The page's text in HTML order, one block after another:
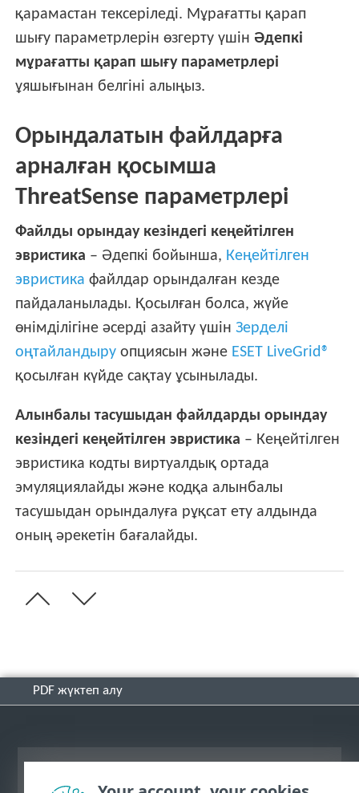
қарамастан тексеріледі. Мұрағатты қарап
шығу параметрлерін өзгерту үшін Әдепкі
мұрағатты қарап шығу параметрлері
ұяшығынан белгіні алыңыз.
Орындалатын файлдарға
арналған қосымша
ThreatSense параметрлері
Файлды орындау кезіндегі кеңейтілген
эвристика – Әдепкі бойынша, Кеңейтілген
эвристика файлдар орындалған кезде
пайдаланылады. Қосылған болса, жүйе
өнімділігіне әсерді азайту үшінЗерделі
оңтайландыру опциясын және ESET LiveGrid®
қосылған күйде сақтау ұсынылады.
Алынбалы тасушыдан файлдарды орындау
кезіндегі кеңейтілген эвристика – Кеңейтілген
эвристика кодты виртуалдық ортада
эмуляциялайды және кодқа алынбалы
тасушыдан орындалуға рұқсат ету алдында
оның әрекетін бағалайды.
PDF жүктеп алу